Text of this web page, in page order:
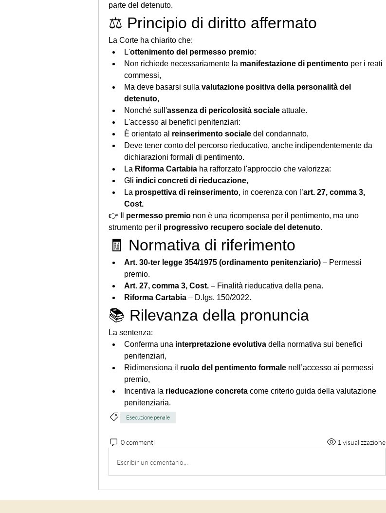
parte del detenuto.
⚖️ Principio di diritto affermato
La Corte ha chiarito che:
L'ottenimento del permesso premio:
Non richiede necessariamente la manifestazione di pentimento per i reati
commessi,
Ma deve basarsi sulla valutazione positiva della personalità del
detenuto,
Nonché sull'assenza di pericolosità sociale attuale.
L'accesso ai benefici penitenziari:
È orientato al reinserimento sociale del condannato,
Deve tener conto del percorso rieducativo, anche indipendentemente da
dichiarazioni formali di pentimento.
La Riforma Cartabia ha rafforzato l'approccio che valorizza:
Gli indici concreti di rieducazione,
La prospettiva di reinserimento, in coerenza con l’art. 27, comma 3,
Cost.
👉 Il permesso premio non è una ricompensa per il pentimento, ma uno
strumento per il progressivo recupero sociale del detenuto.
🧾 Normativa di riferimento
Art. 30-ter legge 354/1975 (ordinamento penitenziario) – Permessi
premio.
Art. 27, comma 3, Cost. – Finalità rieducativa della pena.
Riforma Cartabia – D.lgs. 150/2022.
📚 Rilevanza della pronuncia
La sentenza:
Conferma una interpretazione evolutiva della normativa sui benefici
penitenziari,
Ridimensiona il ruolo del pentimento formale nell’accesso ai permessi
premio,
Incentiva la rieducazione concreta come criterio guida della valutazione
penitenziaria.
Esecuzione penale
0 commenti 1 visualizzazione
Escribir un comentario...